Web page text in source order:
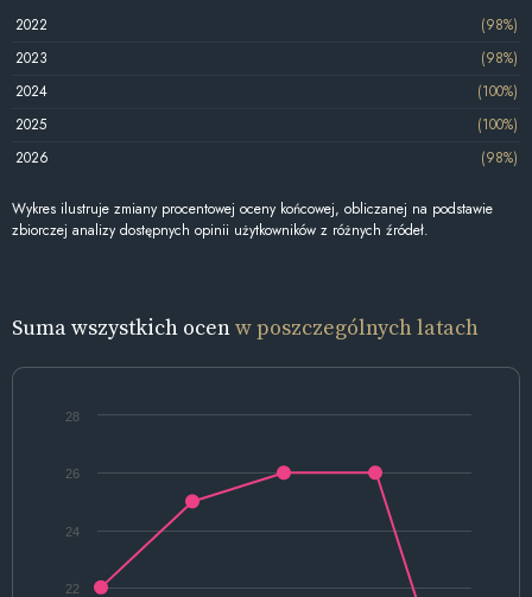
2022
(98%)
2023
(98%)
2024
(100%)
2025
(100%)
2026
(98%)
Wykres ilustruje zmiany procentowej oceny końcowej, obliczanej na podstawie
zbiorczej analizy dostępnych opinii użytkowników z różnych źródeł.
Suma wszystkich ocenw poszczególnych latach
22
24
26
28